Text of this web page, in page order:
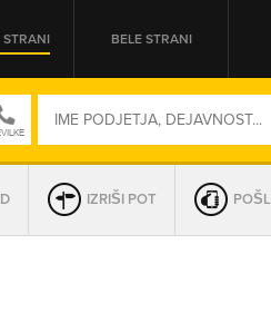
BELE STRANI
REGIJA
IZRIŠI POT